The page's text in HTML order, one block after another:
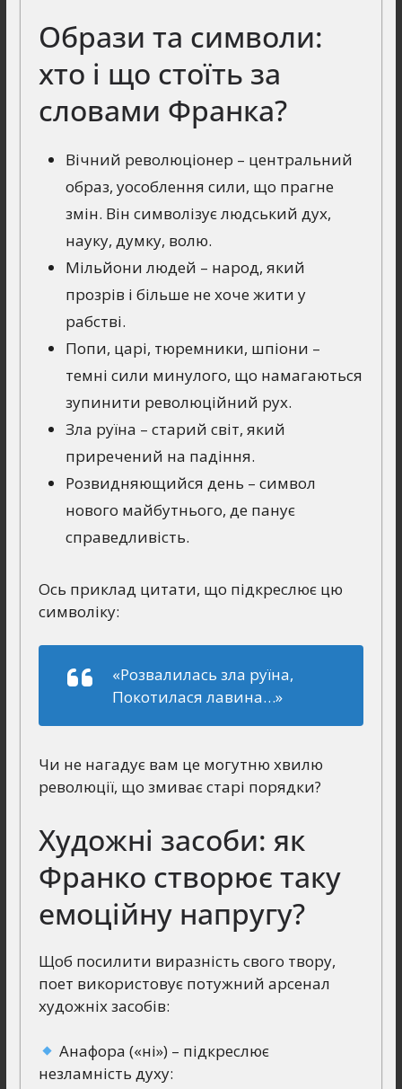
Образи та символи:
хто і що стоїть за
словами Франка?
Вічний революціонер – центральний
образ, уособлення сили, що прагне
змін. Він символізує людський дух,
науку, думку, волю.
Мільйони людей – народ, який
прозрів і більше не хоче жити у
рабстві.
Попи, царі, тюремники, шпіони –
темні сили минулого, що намагаються
зупинити революційний рух.
Зла руїна – старий світ, який
приречений на падіння.
Розвидняющийся день – символ
нового майбутнього, де панує
справедливість.
Ось приклад цитати, що підкреслює цю
символіку:
«Розвалилась зла руїна,
Покотилася лавина…»
Чи не нагадує вам це могутню хвилю
революції, що змиває старі порядки?
Художні засоби: як
Франко створює таку
емоційну напругу?
Щоб посилити виразність свого твору,
поет використовує потужний арсенал
художніх засобів:
Анафора («ні») – підкреслює
незламність духу: